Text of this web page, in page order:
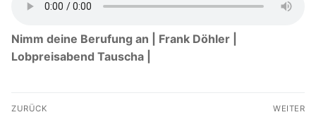
Nimm deine Berufung an | Frank Döhler |
Lobpreisabend Tauscha |
Beitragsnavigation
ZURÜCK WEITER